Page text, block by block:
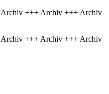
+++ Archiv +++ Archiv
+++ Archiv +++ Archiv